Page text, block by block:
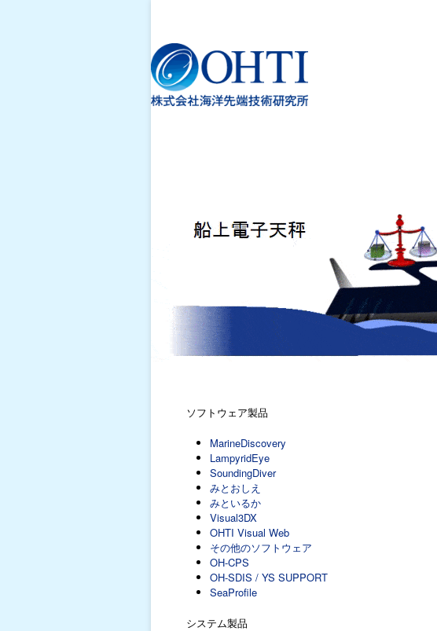
ソフトウェア製品
MarineDiscovery
LampyridEye
SoundingDiver
みとおしえ
みといるか
Visual3DX
OHTI Visual Web
その他のソフトウェア
OH-CPS
OH-SDIS / YS SUPPORT
SeaProfile
システム製品